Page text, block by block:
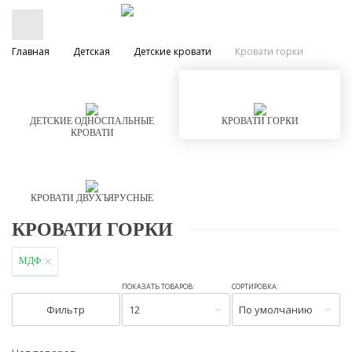
Главная Детская Детские кровати Кровати горки
ДЕТСКИЕ ОДНОСПАЛЬНЫЕ
КРОВАТИ
КРОВАТИ ГОРКИ
КРОВАТИ ДВУХЪЯРУСНЫЕ
КРОВАТИ ГОРКИ
МДФ
Фильтр
ПОКАЗАТЬ ТОВАРОВ:
12
СОРТИРОВКА:
По умолчанию